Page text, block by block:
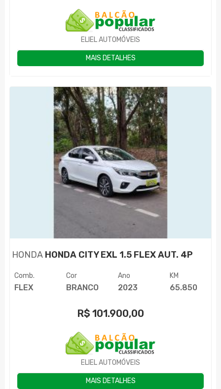
ELIEL AUTOMÓVEIS
MAIS DETALHES
HONDA HONDA CITY EXL 1.5 FLEX AUT. 4P
Comb.
FLEX
Cor
BRANCO
Ano
2023
KM
65.850
R$ 101.900,00
ELIEL AUTOMÓVEIS
MAIS DETALHES